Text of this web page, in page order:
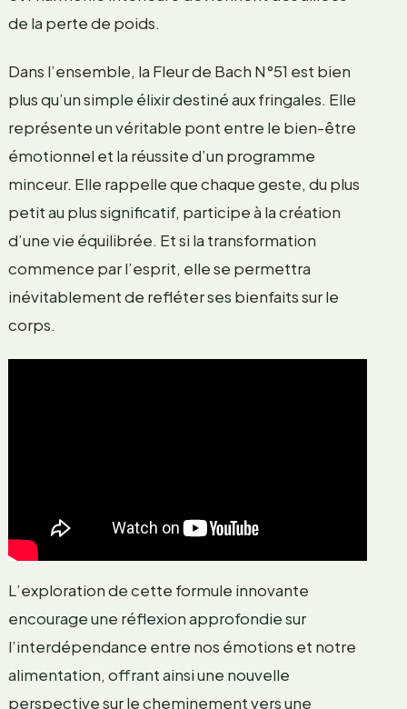
de la perte de poids.
Dans l’ensemble, la Fleur de Bach N°51 est bien
plus qu’un simple élixir destiné aux fringales. Elle
représente un véritable pont entre le bien-être
émotionnel et la réussite d’un programme
minceur. Elle rappelle que chaque geste, du plus
petit au plus significatif, participe à la création
d’une vie équilibrée. Et si la transformation
commence par l’esprit, elle se permettra
inévitablement de refléter ses bienfaits sur le
corps.
L’exploration de cette formule innovante
encourage une réflexion approfondie sur
l’interdépendance entre nos émotions et notre
alimentation, offrant ainsi une nouvelle
perspective sur le cheminement vers une